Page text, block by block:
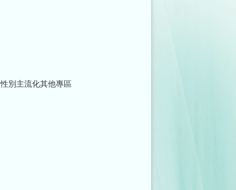
性別主流化其他專區